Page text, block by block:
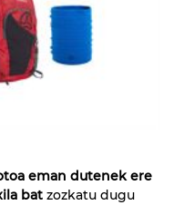
eman dutenek ere
bat zozkatu dugu